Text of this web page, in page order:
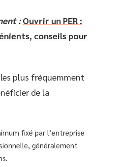
: Ouvrir un PER :
conseils pour
plus fréquemment
de la
fixé par l’entreprise
généralement